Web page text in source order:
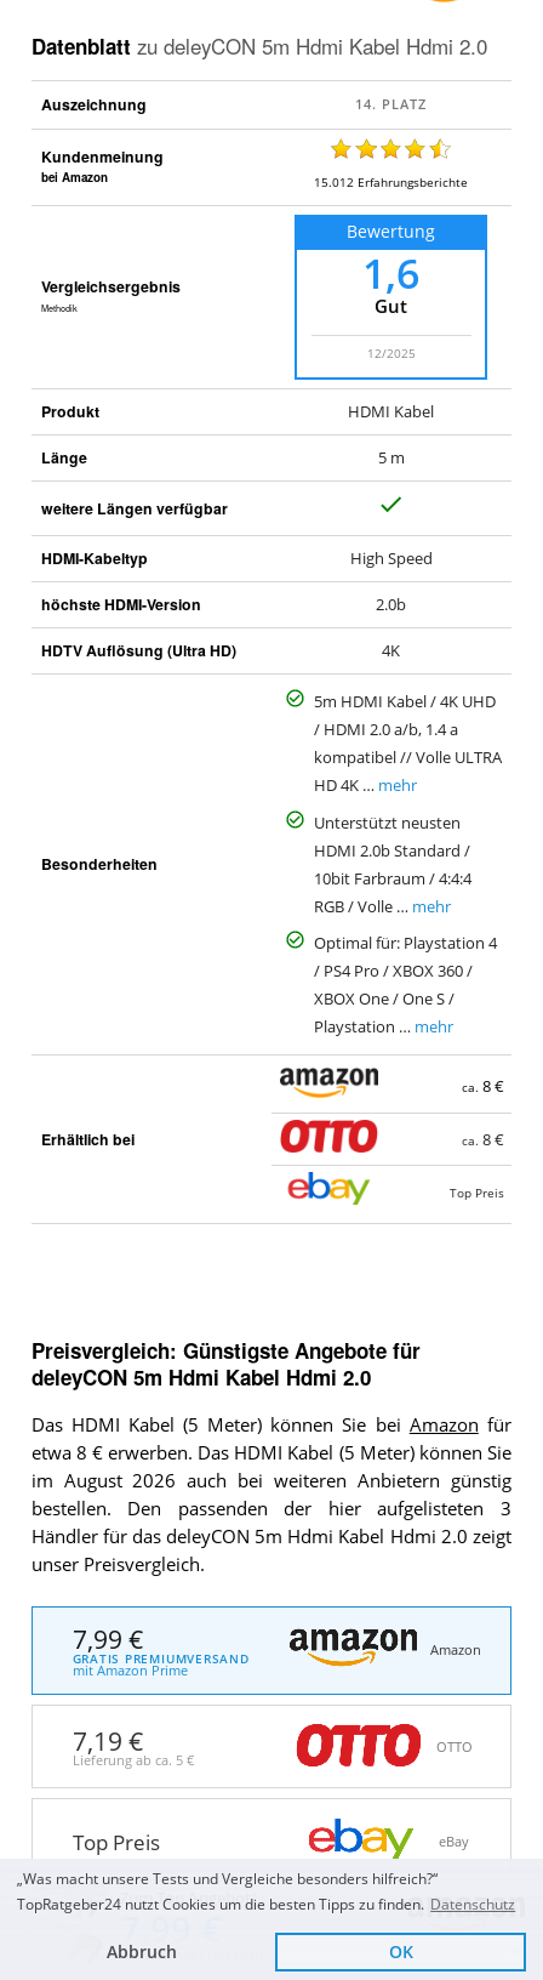
Zum Top Angebot
KOSTENLOSE LIEFERUNG Sofort Lieferbar
Datenblatt zu deleyCON 5m Hdmi Kabel Hdmi 2.0
Auszeichnung
Kundenmeinung
bei Amazon 15.012 Erfahrungsberichte
Vergleichsergebnis
Methodik
Bewertung
1,6
Gut
12/2025
Produkt HDMI Kabel
Länge 5 m
weitere Längen verfügbar
a
HDMI-Kabeltyp High Speed
höchste HDMI-Version 2.0b
HDTV Auflösung (Ultra HD) 4K
Besonderheiten
5m HDMI Kabel / 4K UHD
/ HDMI 2.0 a/b, 1.4 a
kompatibel // Volle ULTRA
HD 4K … mehr
Unterstützt neusten
HDMI 2.0b Standard /
10bit Farbraum / 4:4:4
RGB / Volle … mehr
Optimal für: Playstation 4
/ PS4 Pro / XBOX 360 /
XBOX One / One S /
Playstation … mehr
Erhältlich bei
ca. 8 €
ca. 8 €
Top Preis
Preisvergleich: Günstigste Angebote für
deleyCON 5m Hdmi Kabel Hdmi 2.0
Das HDMI Kabel (5 Meter) können Sie bei Amazon für
etwa 8 € erwerben. Das HDMI Kabel (5 Meter) können Sie
im August 2026 auch bei weiteren Anbietern günstig
bestellen. Den passenden der hier aufgelisteten 3
Händler für das deleyCON 5m Hdmi Kabel Hdmi 2.0 zeigt
unser Preisvergleich.
7,99 €
GRATIS PREMIUMVERSAND
mit Amazon Prime
Amazon
7,19 €
Lieferung ab ca. 5 €
OTTO
Top Preis eBay
Versandkosten. Weitere Details zu den Angebotenfinden Sie
auf der jeweiligen Webseite.
„Was macht unsere Tests und Vergleiche besonders hilfreich?“
TopRatgeber24 nutzt Cookies um die besten Tipps zu finden. Datenschutz
Abbruch OK